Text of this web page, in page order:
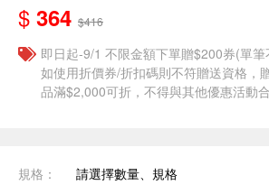
$ 364 $416
即日起-9/1 不限金額下單贈$200券(單
如使用折價券/折扣碼則不符贈送資格，
品滿$2,000可折，不得與其他優惠活動
規格： 請選擇數量、規格